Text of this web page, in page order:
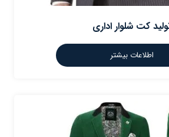
کت شلوار اداری
اطلاعات بیشتر